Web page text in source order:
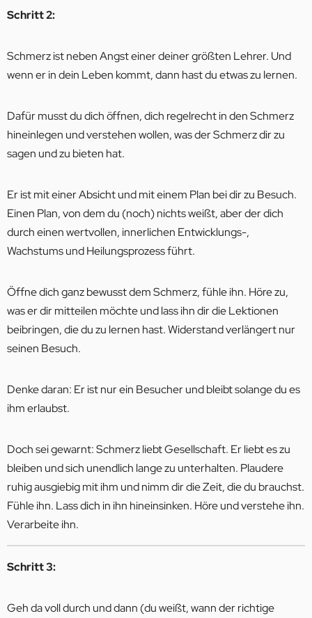
Schritt 2:
Schmerz ist neben Angst einer deiner größten Lehrer. Und
wenn er in dein Leben kommt, dann hast du etwas zu lernen.
Dafür musst du dich öffnen, dich regelrecht in den Schmerz
hineinlegen und verstehen wollen, was der Schmerz dir zu
sagen und zu bieten hat.
Er ist mit einer Absicht und mit einem Plan bei dir zu Besuch.
Einen Plan, von dem du (noch) nichts weißt, aber der dich
durch einen wertvollen, innerlichen Entwicklungs-,
Wachstums und Heilungsprozess führt.
Öffne dich ganz bewusst dem Schmerz, fühle ihn. Höre zu,
was er dir mitteilen möchte und lass ihn dir die Lektionen
beibringen, die du zu lernen hast. Widerstand verlängert nur
seinen Besuch.
Denke daran: Er ist nur ein Besucher und bleibt solange du es
ihm erlaubst.
Doch sei gewarnt: Schmerz liebt Gesellschaft. Er liebt es zu
bleiben und sich unendlich lange zu unterhalten. Plaudere
ruhig ausgiebig mit ihm und nimm dir die Zeit, die du brauchst.
Fühle ihn. Lass dich in ihn hineinsinken. Höre und verstehe ihn.
Verarbeite ihn.
Schritt 3:
Geh da voll durch und dann (du weißt, wann der richtige